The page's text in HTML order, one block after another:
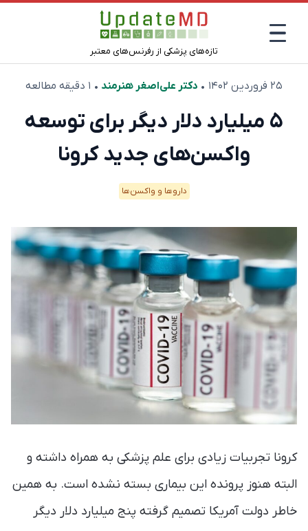
تازه‌های پزشکی از رفرنس‌های معتبر
۲۵ فروردین ۱۴۰۲ • دکتر علی‌اصغر هنرمند • ۱ دقیقه مطالعه
۵ میلیارد دلار دیگر برای توسعه
واکسن‌های جدید کرونا
دارو‌ها و واکسن‌ها
کرونا تجربیات زیادی برای علم پزشکی به همراه داشته و
البته هنوز پرونده این بیماری بسته نشده است. به همین
خاطر دولت آمریکا تصمیم گرفته پنج میلیارد دلار دیگر